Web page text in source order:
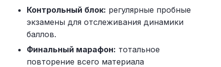
Контрольный блок: регулярные пробные
экзамены для отслеживания динамики
баллов.
Финальный марафон: тотальное
повторение всего материала